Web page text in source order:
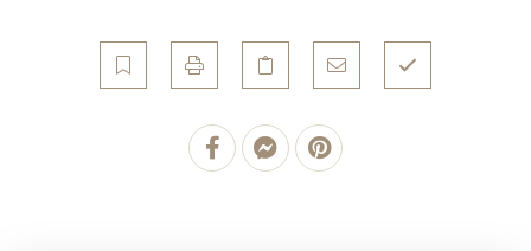
E vitamin:
2 mg
C vitamin:
12 mg